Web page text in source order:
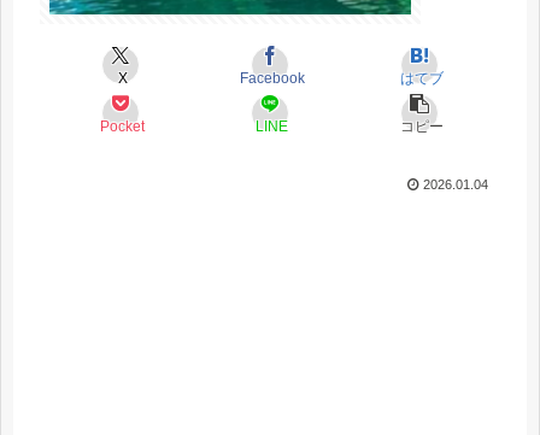
X Facebook はてブ
Pocket LINE コピー
2026.01.04